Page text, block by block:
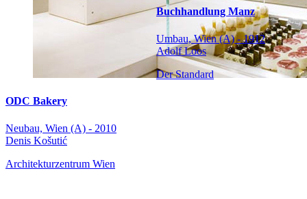
ODC Bakery
Neubau, Wien (A) - 2010
Denis Košutić
Architekturzentrum Wien
Buchhandlung Manz
Umbau, Wien (A) - 1912
Adolf Loos
Der Standard